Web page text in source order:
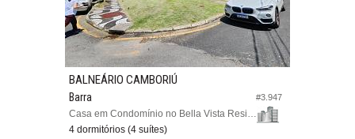
#3.947
BALNEÁRIO CAMBORIÚ
Barra
Casa em Condomínio no Bella Vista Residence Club
4 dormitórios (4 suítes)